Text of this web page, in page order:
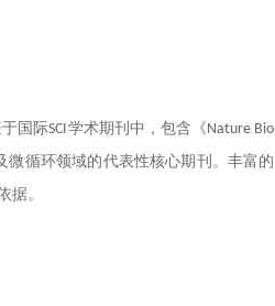
国际SCI学术期刊中， 包含 《Nature Bio
微循环领域的代表性核心期刊 。丰富的
据。